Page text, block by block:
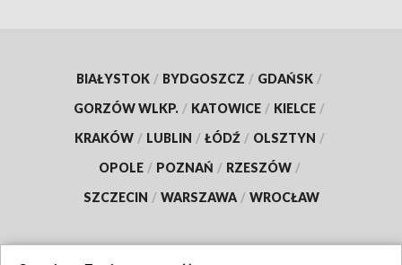
BIAŁYSTOK / BYDGOSZCZ / GDAŃSK /
GORZÓW WLKP. / KATOWICE / KIELCE /
KRAKÓW / LUBLIN / ŁÓDŹ / OLSZTYN /
OPOLE / POZNAŃ / RZESZÓW /
SZCZECIN / WARSZAWA / WROCŁAW